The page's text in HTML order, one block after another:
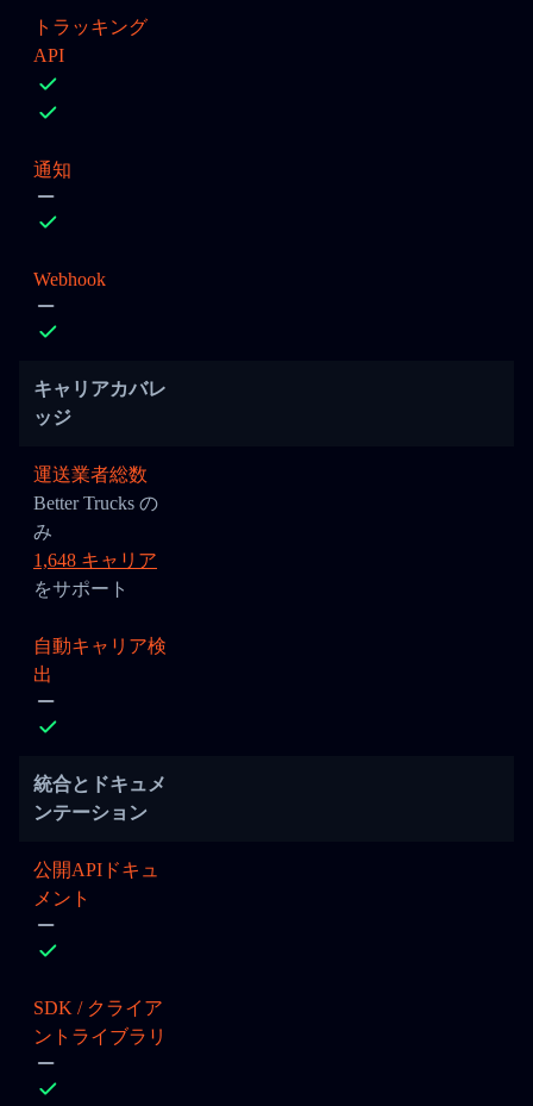
トラッキング
API
通知
Webhook
キャリアカバレ
ッジ
運送業者総数
Better Trucks の
み
1,648 キャリア
をサポート
自動キャリア検
出
統合とドキュメ
ンテーション
公開APIドキュ
メント
SDK / クライア
ントライブラリ